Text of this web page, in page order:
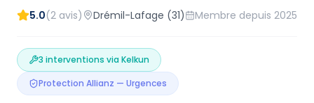
5.0(2 avis) Drémil-Lafage (31) Membre depuis 2025
3 interventions via Kelkun
Protection Allianz — Urgences